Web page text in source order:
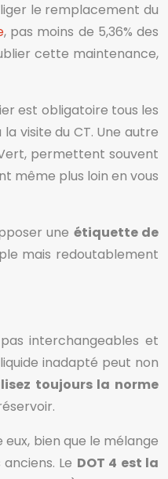
le remplacement du
, pas moins de 5,36% des
cette maintenance,
est obligatoire tous les
visite du CT. Une autre
permettent souvent
même plus loin en vous
une étiquette de
mais redoutablement
interchangeables et
inadapté peut non
toujours la norme
bien que le mélange
Le DOT 4 est la